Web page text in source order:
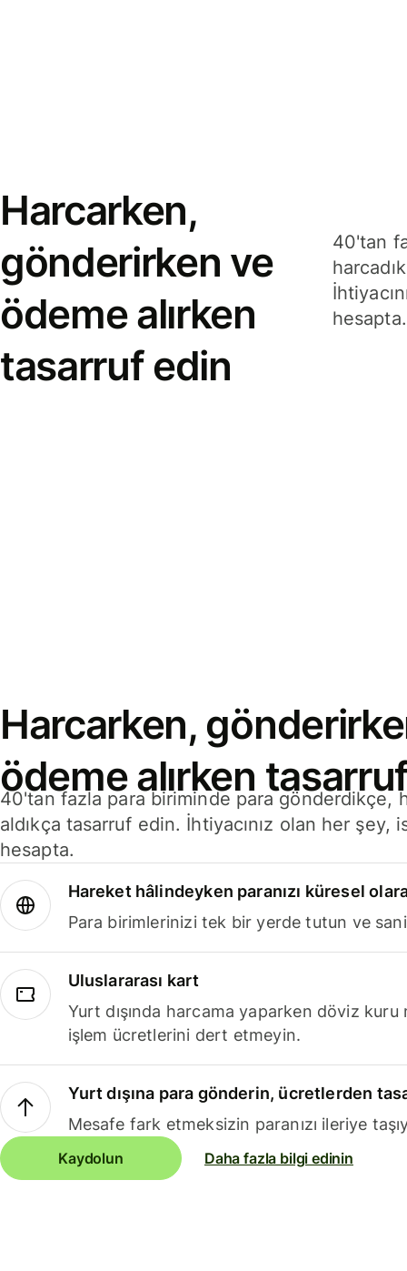
Harcarken,
gönderirken ve
ödeme alırken
tasarruf edin
40'tan
hesapta.
Harcarken,
ödeme alırken
40'tan fazla para biriminde para gönderdikçe,
aldıkça tasarruf edin. İhtiyacınız olan her
hesapta.
Hareket hâlindeyken paranızı küresel
Para birimlerinizi tek bir yerde tutun ve
Uluslararası kart
Yurt dışında harcama yaparken döviz kuru
işlem ücretlerini dert etmeyin.
Yurt dışına para gönderin, ücretlerden
Mesafe fark etmeksizin paranızı ileriye
Kaydolun Daha fazla bilgi edinin